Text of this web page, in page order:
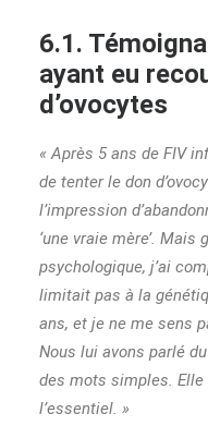
6.1.
ayant eu
d’ovocytes
« Après 5 ans de FIV
de tenter le don
l’impression
‘une vraie mère’. Mais
psychologique, j’ai
limitait pas à la
ans, et je ne me sens
Nous lui avons parlé
des mots simples. Elle
l’essentiel. »